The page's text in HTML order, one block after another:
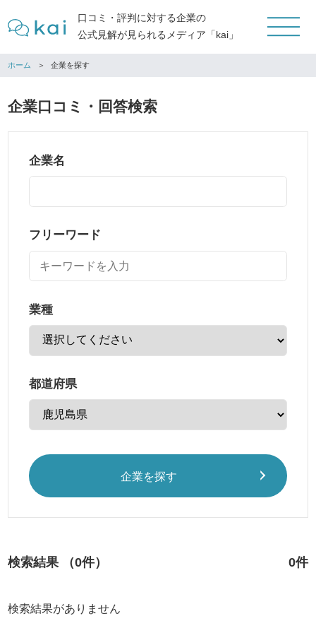
口コミ・評判に対する企業の
公式見解が見られるメディア「kai」
ホーム 企業を探す
企業口コミ・回答検索
企業名
フリーワード
業種
都道府県
企業を探す
検索結果 （0件） 0件
検索結果がありません